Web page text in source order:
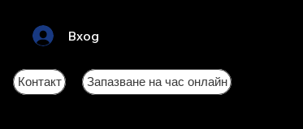
Вход
Контакт Запазване на час онлайн